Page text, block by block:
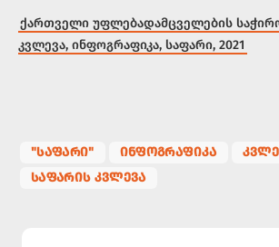
ქართველი უფლებადამცველების
კვლევა, ინფოგრაფიკა, საფარი, 2021
"ᲡᲐᲤᲐᲠᲘ" ᲘᲜᲤᲝᲒᲠᲐᲤᲘᲙᲐ
ᲡᲐᲤᲐᲠᲘᲡ ᲙᲕᲚᲔᲕᲐ